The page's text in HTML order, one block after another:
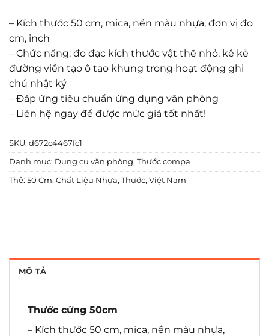
– Kích thước 50 cm, mica, nền màu nhựa, đơn vị đo
cm, inch
– Chức năng: đo đạc kích thước vật thể nhỏ, kê kẻ
đường viền tạo ô tạo khung trong hoạt động ghi
chú nhật ký
– Đáp ứng tiêu chuẩn ứng dụng văn phòng
– Liên hệ ngay để được mức giá tốt nhất!
SKU: d672c4467fc1
Danh mục: Dụng cụ văn phòng, Thước compa
Thẻ: 50 Cm, Chất Liệu Nhựa, Thước, Việt Nam
MÔ TẢ
Thước cứng 50cm
– Kích thước 50 cm, mica, nền màu nhựa,